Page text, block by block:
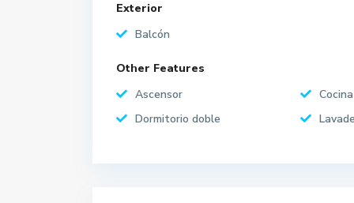
Exterior
Balcón
Other Features
Ascensor
Dormitorio doble